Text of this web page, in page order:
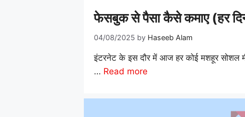
फेसबुक से पैसा कैसे कमाए (हर
04/08/2025 by Haseeb Alam
इंटरनेट के इस दौर में आज हर कोई मशहूर सोशल
… Read more